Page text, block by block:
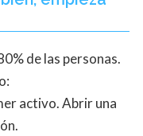
de las personas.
activo. Abrir una